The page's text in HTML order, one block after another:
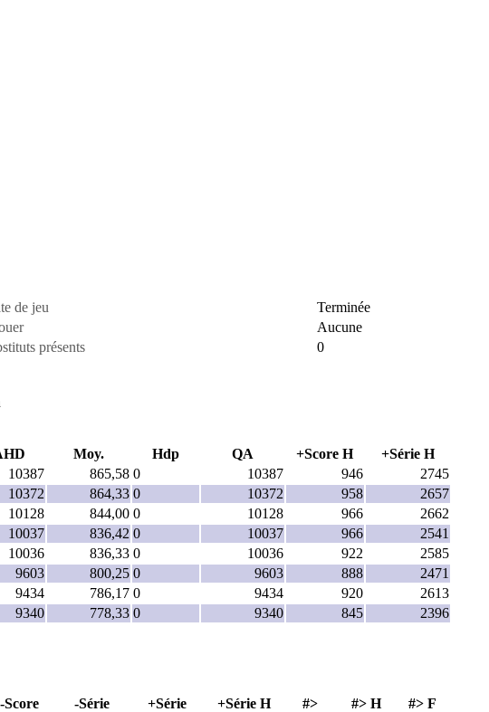
de jeu
Terminée
Aucune
présents
0
Moy. Hdp QA +Score H
+Série H
10387 865,58 0 10387 946
2745
10372 864,33 0 10372 958
2657
10128 844,00 0 10128 966
2662
10037 836,42 0 10037 966
2541
10036 836,33 0 10036 922
2585
9603 800,25 0 9603 888
2471
9434 786,17 0 9434 920
2613
9340 778,33 0 9340 845
2396
-Score -Série +Série +Série H #> #> H
#> F